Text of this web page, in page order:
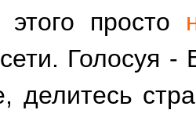
просто
Голосуя -
делитесь